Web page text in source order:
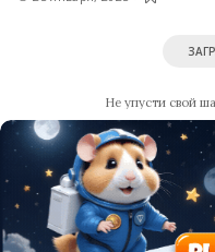
Не упусти свой